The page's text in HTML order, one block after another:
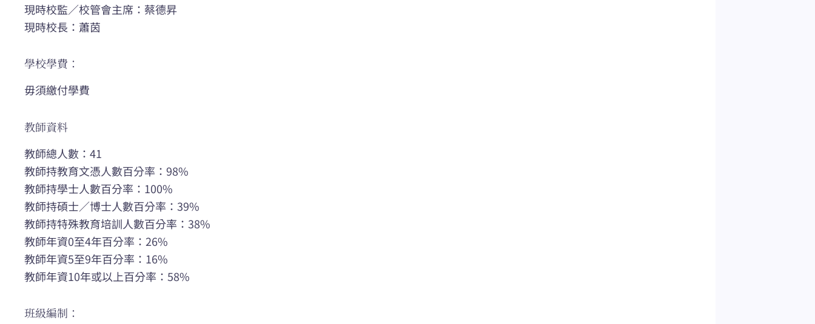
現時校監／校管會主席：蔡德昇
現時校長：蕭茵
學校學費：
毋須繳付學費
教師資料
教師總人數：41
教師持教育文憑人數百分率：98%
教師持學士人數百分率：100%
教師持碩士／博士人數百分率：39%
教師持特殊教育培訓人數百分率：38%
教師年資0至4年百分率：26%
教師年資5至9年百分率：16%
教師年資10年或以上百分率：58%
班級編制：